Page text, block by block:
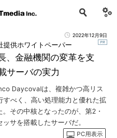
2022年12月9日
、金融機関の変革を支
サーバの実力
提供ホワイトペーパー
Daycovalは、複雑かつ高リス
すべく、高い処理能力と優れた拡
その中核となったのが、第2・
サを搭載したサーバだ。
PC用表示